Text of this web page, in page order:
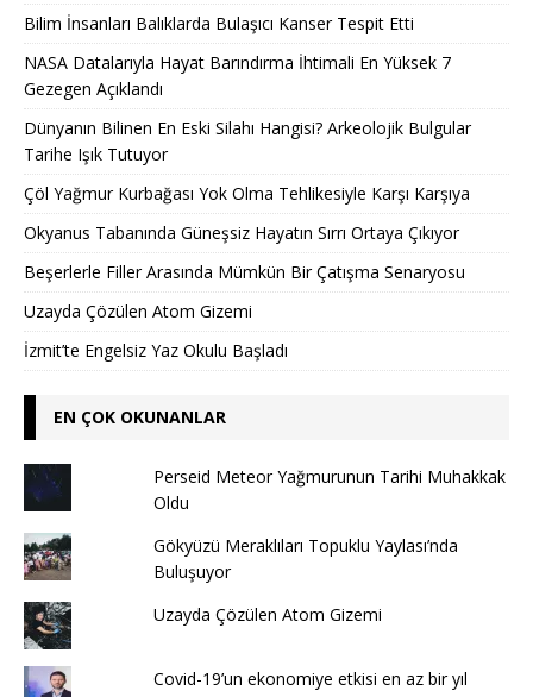
Bilim İnsanları Balıklarda Bulaşıcı Kanser Tespit Etti
NASA Datalarıyla Hayat Barındırma İhtimali En Yüksek 7
Gezegen Açıklandı
Dünyanın Bilinen En Eski Silahı Hangisi? Arkeolojik Bulgular
Tarihe Işık Tutuyor
Çöl Yağmur Kurbağası Yok Olma Tehlikesiyle Karşı Karşıya
Okyanus Tabanında Güneşsiz Hayatın Sırrı Ortaya Çıkıyor
Beşerlerle Filler Arasında Mümkün Bir Çatışma Senaryosu
Uzayda Çözülen Atom Gizemi
İzmit’te Engelsiz Yaz Okulu Başladı
EN ÇOK OKUNANLAR
Perseid Meteor Yağmurunun Tarihi Muhakkak
Oldu
Gökyüzü Meraklıları Topuklu Yaylası’nda
Buluşuyor
Uzayda Çözülen Atom Gizemi
Covid-19’un ekonomiye etkisi en az bir yıl